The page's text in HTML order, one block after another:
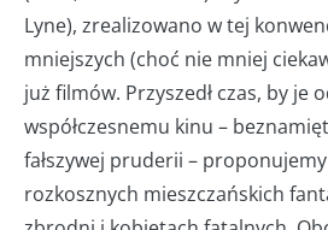
Lyne), zrealizowano w tej
mniejszych (choć nie mniej
już filmów. Przyszedł czas, by je
współczesnemu kinu –
fałszywej pruderii –
rozkosznych mieszczańskich